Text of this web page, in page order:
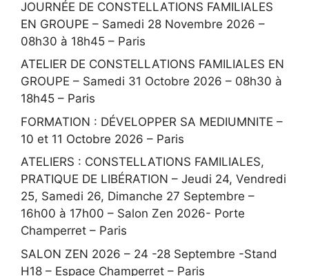
JOURNÉE DE CONSTELLATIONS FAMILIALES
EN GROUPE – Samedi 28 Novembre 2026 –
08h30 à 18h45 – Paris
ATELIER DE CONSTELLATIONS FAMILIALES EN
GROUPE – Samedi 31 Octobre 2026 – 08h30 à
18h45 – Paris
FORMATION : DÉVELOPPER SA MEDIUMNITE –
10 et 11 Octobre 2026 – Paris
ATELIERS : CONSTELLATIONS FAMILIALES,
PRATIQUE DE LIBÉRATION – Jeudi 24, Vendredi
25, Samedi 26, Dimanche 27 Septembre –
16h00 à 17h00 – Salon Zen 2026- Porte
Champerret – Paris
SALON ZEN 2026 – 24 -28 Septembre -Stand
H18 – Espace Champerret – Paris